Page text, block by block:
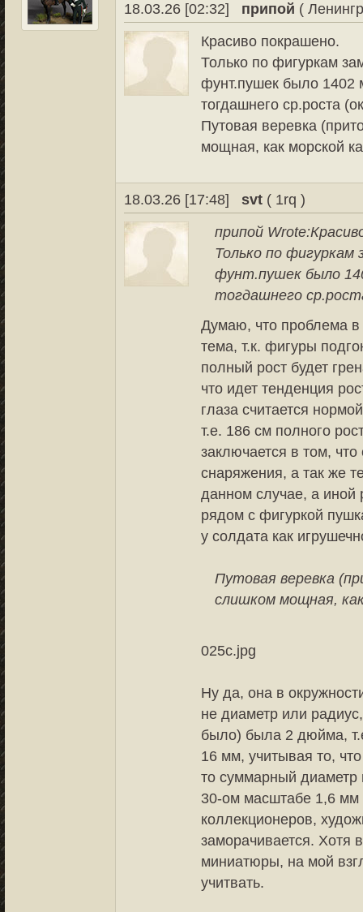
18.03.26 [02:32] припой (
Красиво покрашено.
Только по фигуркам
фунт.пушек было 1402
тогдашнего ср.роста
Путовая веревка
мощная, как морской
18.03.26 [17:48] svt ( 1rq )
припой Wrote:
Только по фигуркам
фунт.пушек было
тогдашнего
Думаю, что проблема
тема, т.к. фигуры
полный рост будет
что идет тенденция
глаза считается
т.е. 186 см полного
заключается в том, что
снаряжения, а так же
данном случае, а иной
рядом с фигуркой
у солдата как
Путовая веревка
слишком мощная,
025c.jpg
Ну да, она в
не диаметр или
было) была 2 дюйма,
16 мм, учитывая то,
то суммарный диаметр
30-ом масштабе 1,6 мм
коллекционеров,
заморачивается. Хотя
миниатюры, на мой
учитвать.